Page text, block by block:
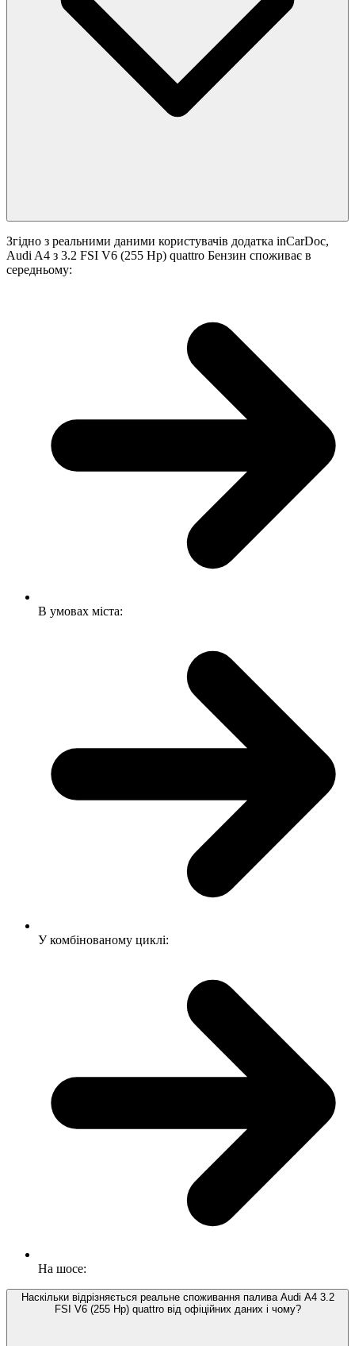
Згідно з реальними даними користувачів додатка inCarDoc,
Audi A4 з 3.2 FSI V6 (255 Hp) quattro Бензин споживає в
середньому:
В умовах міста:
У комбінованому циклі:
На шосе:
Наскільки відрізняється реальне споживання палива Audi A4 3.2
FSI V6 (255 Hp) quattro від офіційних даних і чому?